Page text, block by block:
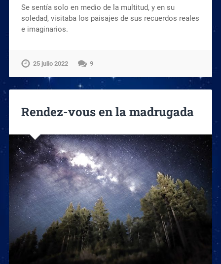
Se sentía solo en medio de la multitud, y en su
soledad, visitaba los paisajes de sus recuerdos reales
e imaginarios.
25 julio 2022 9
Rendez-vous en la madrugada